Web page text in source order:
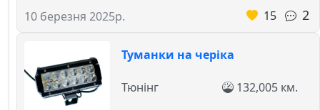
10 березня 2025р.
15
2
Туманки на черіка
Тюнінг 132,005 км.